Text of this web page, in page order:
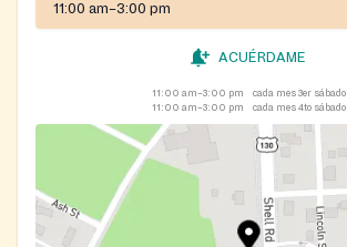
11:00 am–3:00 pm
ACUÉRDAME
11:00 am–3:00 pm
cada mes 3er sábado
11:00 am–3:00 pm
cada mes 4to sábado